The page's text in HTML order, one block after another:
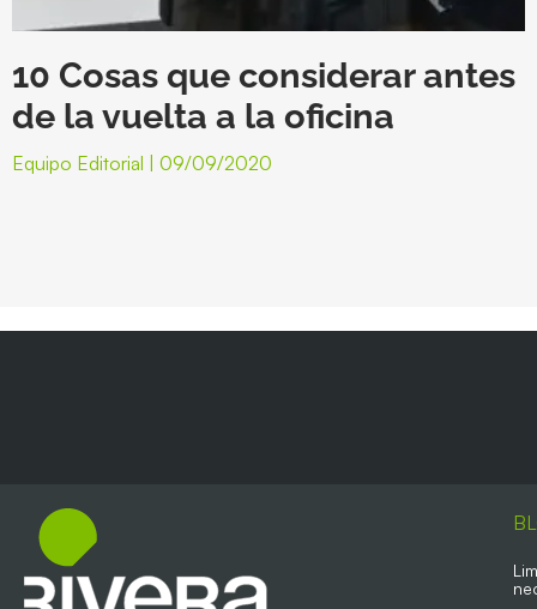
10 Cosas que considerar antes
de la vuelta a la oficina
Equipo Editorial 09/09/2020